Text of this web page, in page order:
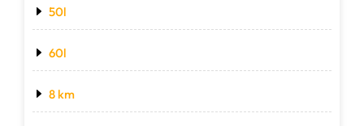
50l
60l
8 km